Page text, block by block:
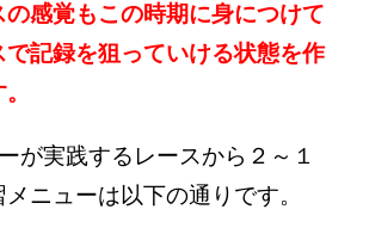
の感覚もこの時期に身につけて
で記録を狙っていける状態を作
が実践するレースから２～１
ニューは以下の通りです。